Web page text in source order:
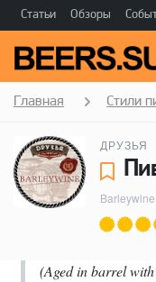
Статьи Обзоры
Главная Стили
ДРУЗЬЯ
(Aged in barrel